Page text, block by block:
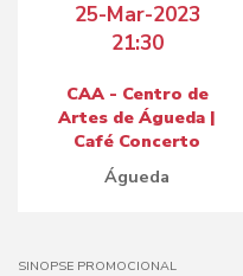
25-Mar-2023
21:30
CAA - Centro de
Artes de Águeda |
Café Concerto
Águeda
SINOPSE PROMOCIONAL